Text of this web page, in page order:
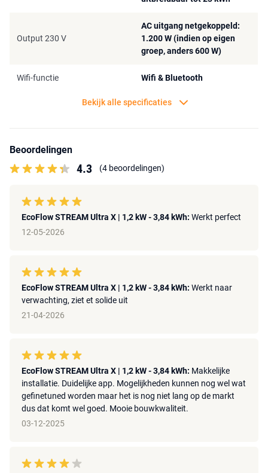
Output 230 V
AC uitgang netgekoppeld:
1.200 W (indien op eigen
groep, anders 600 W)
Wifi-functie Wifi & Bluetooth
Bekijk alle specificaties
Beoordelingen
4.3 (4 beoordelingen)
EcoFlow STREAM Ultra X | 1,2 kW - 3,84 kWh: Werkt perfect
12-05-2026
EcoFlow STREAM Ultra X | 1,2 kW - 3,84 kWh: Werkt naar
verwachting, ziet et solide uit
21-04-2026
EcoFlow STREAM Ultra X | 1,2 kW - 3,84 kWh: Makkelijke
installatie. Duidelijke app. Mogelijkheden kunnen nog wel wat
gefinetuned worden maar het is nog niet lang op de markt
dus dat komt wel goed. Mooie bouwkwaliteit.
03-12-2025